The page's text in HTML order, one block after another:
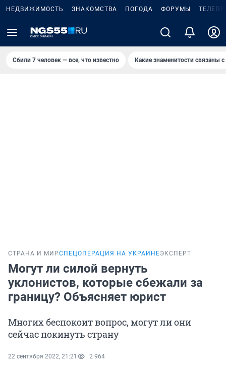
НЕДВИЖИМОСТЬ ЗНАКОМСТВА ПОГОДА ФОРУМЫ
Сбили 7 человек — все, что известно Какие знаменитости связаны
СТРАНА И МИРСПЕЦОПЕРАЦИЯ НА УКРАИНЕЭКСПЕРТ
Могут ли силой вернуть
уклонистов, которые сбежали за
границу? Объясняет юрист
Многих беспокоит вопрос, могут ли они
сейчас покинуть страну
22 сентября 2022, 21:21 2 964